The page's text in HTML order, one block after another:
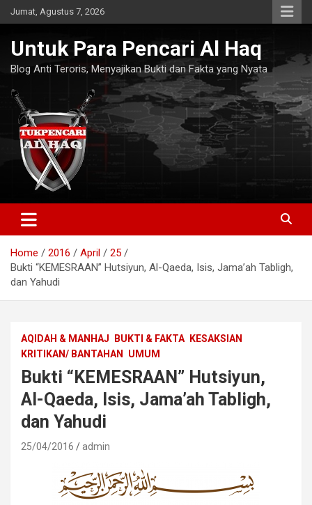
Skip
to
Jumat, Agustus 7, 2026
Untuk Para Pencari Al Haq
Blog Anti Teroris, Menyajikan Bukti dan Fakta yang Nyata
Home 2016 April
25
Bukti “KEMESRAAN” Hutsiyun, Al-Qaeda, Isis, Jama’ah Tabligh,
dan Yahudi
AQIDAH & MANHAJ BUKTI & FAKTA
KESAKSIAN
KRITIKAN/ BANTAHAN
UMUM
Bukti “KEMESRAAN” Hutsiyun,
Al-Qaeda, Isis, Jama’ah Tabligh,
dan Yahudi
25/04/2016 admin